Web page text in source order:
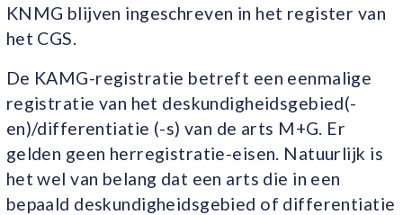
KNMG blijven ingeschreven in het register van
het CGS.
De KAMG-registratie betreft een eenmalige
registratie van het deskundigheidsgebied(-
en)/differentiatie (-s) van de arts M+G. Er
gelden geen herregistratie-eisen. Natuurlijk is
het wel van belang dat een arts die in een
bepaald deskundigheidsgebied of differentiatie